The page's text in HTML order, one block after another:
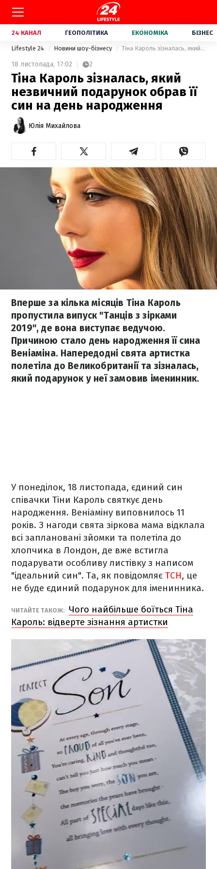
24 КАНАЛ ГЕОПОЛІТИКА ЕКОНОМІКА БІЗНЕС
Lifestyle 24 Новини шоу-бізнесу Тіна Кароль зізналась, який незвичний подарунок обрав її син на день народження
18 листопада, 17:02 2
Тіна Кароль зізналась, який
незвичний подарунок обрав її
син на день народження
Юлія Михайлова
Вперше за кілька місяців Тіна Кароль
пропустила випуск "Танців з зірками
2019", де вона виступає ведучою.
Причиною стало день народження її сина
Веніаміна. Напередодні свята артистка
полетіла до Великобританії та зізналась,
який подарунок у неї замовив іменинник.
У понеділок, 18 листопада, єдиний син
співачки Тіни Кароль святкує день
народження. Веніаміну виповнилось 11
років. З нагоди свята зіркова мама відклала
всі заплановані зйомки та полетіла до
хлопчика в Лондон, де вже встигла
подарувати особливу листівку з написом
"ідеальний син". Та, як повідомляє ТСН, це
не буде єдиний подарунок для іменинника.
ЧИТАЙТЕ ТАКОЖ:
Чого найбільше боїться Тіна
Кароль: відверте зізнання артистки